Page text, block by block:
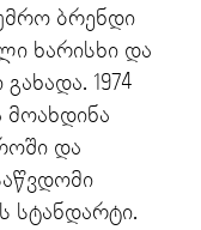
ბრენდი
ხარისხი და
1974
და
სტანდარტი.